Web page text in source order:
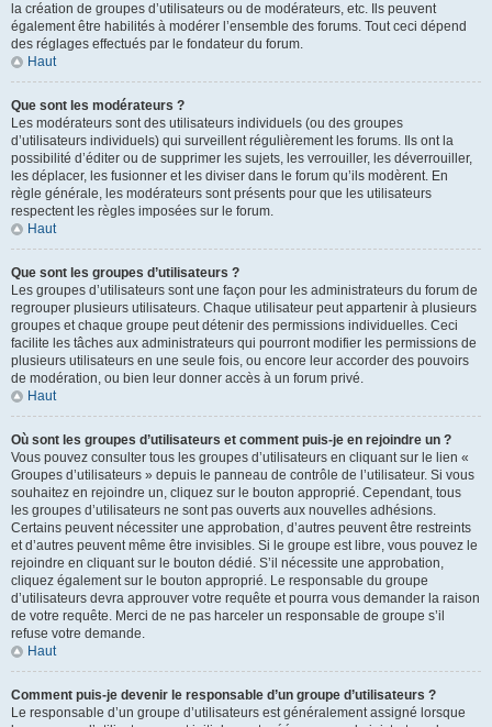
la création de groupes d’utilisateurs ou de modérateurs, etc. Ils peuvent
également être habilités à modérer l’ensemble des forums. Tout ceci dépend
des réglages effectués par le fondateur du forum.
Haut
Que sont les modérateurs ?
Les modérateurs sont des utilisateurs individuels (ou des groupes
d’utilisateurs individuels) qui surveillent régulièrement les forums. Ils ont la
possibilité d’éditer ou de supprimer les sujets, les verrouiller, les déverrouiller,
les déplacer, les fusionner et les diviser dans le forum qu’ils modèrent. En
règle générale, les modérateurs sont présents pour que les utilisateurs
respectent les règles imposées sur le forum.
Haut
Que sont les groupes d’utilisateurs ?
Les groupes d’utilisateurs sont une façon pour les administrateurs du forum de
regrouper plusieurs utilisateurs. Chaque utilisateur peut appartenir à plusieurs
groupes et chaque groupe peut détenir des permissions individuelles. Ceci
facilite les tâches aux administrateurs qui pourront modifier les permissions de
plusieurs utilisateurs en une seule fois, ou encore leur accorder des pouvoirs
de modération, ou bien leur donner accès à un forum privé.
Haut
Où sont les groupes d’utilisateurs et comment puis-je en rejoindre un ?
Vous pouvez consulter tous les groupes d’utilisateurs en cliquant sur le lien «
Groupes d’utilisateurs » depuis le panneau de contrôle de l’utilisateur. Si vous
souhaitez en rejoindre un, cliquez sur le bouton approprié. Cependant, tous
les groupes d’utilisateurs ne sont pas ouverts aux nouvelles adhésions.
Certains peuvent nécessiter une approbation, d’autres peuvent être restreints
et d’autres peuvent même être invisibles. Si le groupe est libre, vous pouvez le
rejoindre en cliquant sur le bouton dédié. S’il nécessite une approbation,
cliquez également sur le bouton approprié. Le responsable du groupe
d’utilisateurs devra approuver votre requête et pourra vous demander la raison
de votre requête. Merci de ne pas harceler un responsable de groupe s’il
refuse votre demande.
Haut
Comment puis-je devenir le responsable d’un groupe d’utilisateurs ?
Le responsable d’un groupe d’utilisateurs est généralement assigné lorsque